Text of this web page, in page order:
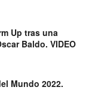
Up tras una
Baldo. VIDEO
Mundo 2022.